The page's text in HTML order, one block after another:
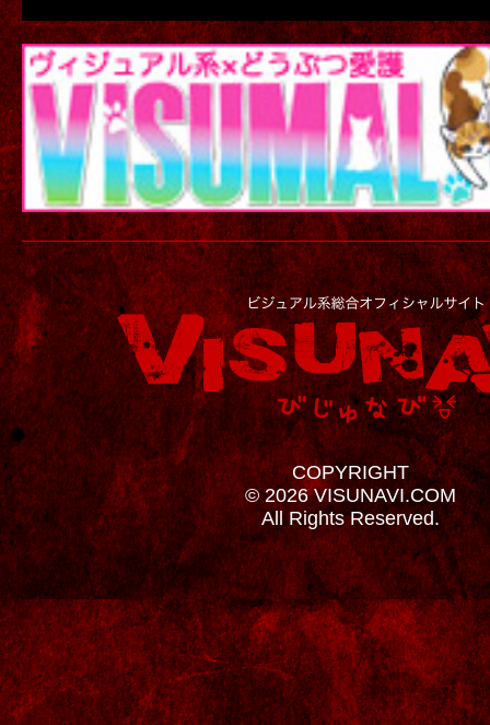
COPYRIGHT
© 2026 VISUNAVI.COM
All Rights Reserved.